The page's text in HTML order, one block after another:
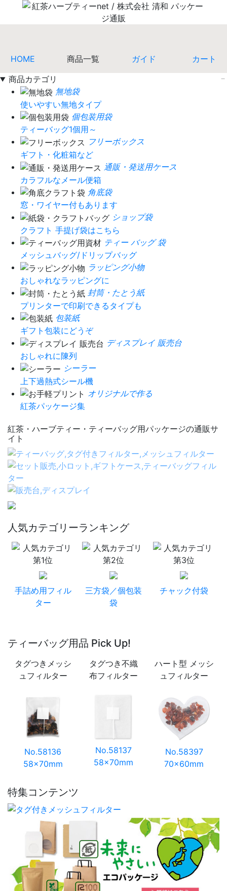
HOME 商品一覧 ガイド
カート
商品カテゴリ
無地袋
使いやすい無地タイプ
個包装用袋
ティーバッグ1個用～
フリーボックス
ギフト・化粧箱など
通販・発送用ケース
カラフルなメール便箱
角底袋
窓・ワイヤー付もあります
ショップ袋
クラフト 手提げ袋はこちら
ティー バッグ 袋
メッシュバッグ/ドリップバッグ
ラッピング小物
おしゃれなラッピングに
封筒・たとう紙
プリンターで印刷できるタイプも
包装紙
ギフト包装にどうぞ
ディスプレイ 販売台
おしゃれに陳列
シーラー
上下過熱式シール機
オリジナルで作る
紅茶パッケージ集
紅茶・ハーブティー・ティーバッグ用パッケージの通販サ
イト
人気カテゴリーランキング
手詰め用フィル
ター
三方袋／個包装
袋
チャック付袋
ティーバッグ用品 Pick Up!
タグつきメッシ
ュフィルター
No.58136
58×70mm
タグつき不織
布フィルター
No.58137
58×70mm
ハート型 メッシ
ュフィルター
No.58397
70×60mm
特集コンテンツ